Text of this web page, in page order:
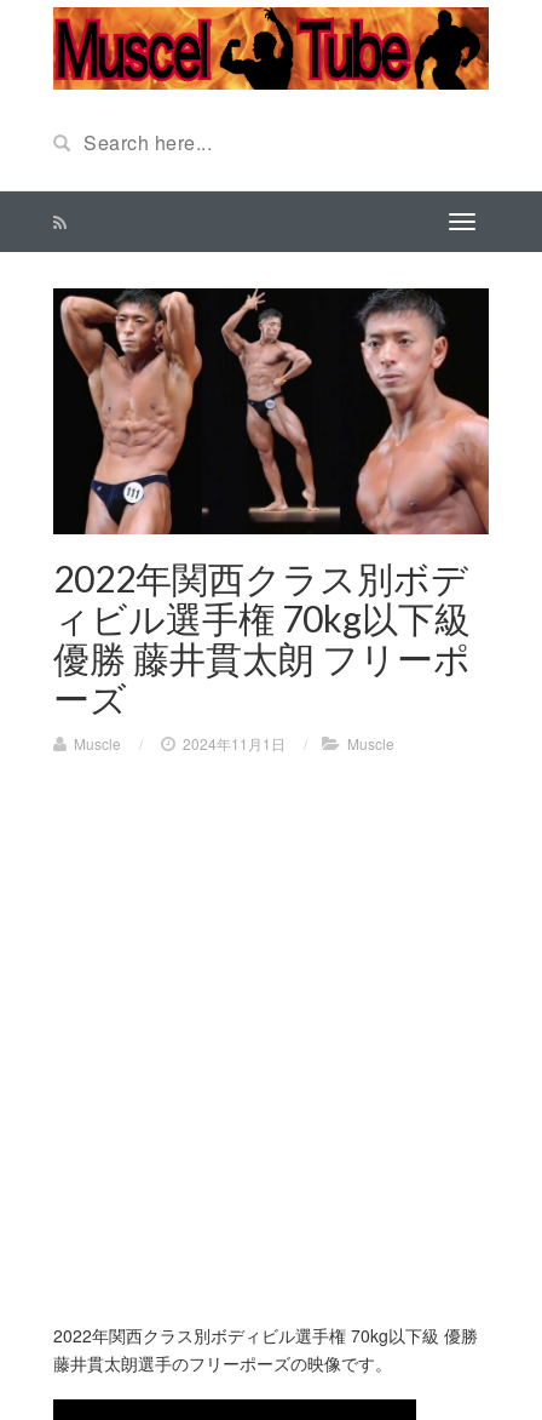
2022年関西クラス別ボデ
ィビル選手権 70kg以下級
優勝 藤井貫太朗 フリーポ
ーズ
Muscle / 2024年11月1日 / Muscle
2022年関西クラス別ボディビル選手権 70kg以下級 優勝
藤井貫太朗選手のフリーポーズの映像です。